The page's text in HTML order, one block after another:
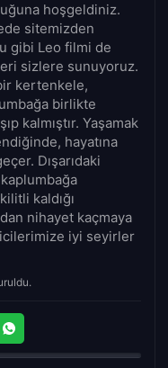
hoşgeldiniz.
sitemizden
gibi Leo filmi de
sizlere sunuyoruz.
kertenkele,
birlikte
kalmıştır. Yaşamak
hayatına
Dışarıdaki
kaldığı
nihayet kaçmaya
iyi seyirler